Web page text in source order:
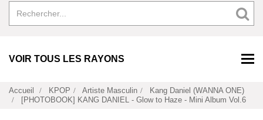
VOIR TOUS LES RAYONS
Accueil KPOP Artiste Masculin
Kang Daniel (WANNA ONE)
[PHOTOBOOK] KANG DANIEL - Glow to Haze - Mini Album Vol.6